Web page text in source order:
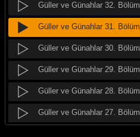
GENÇLİK
DİZİ HABERLERİ
Güller ve Günahlar 32. Bölüm
Güller ve Günahlar 31. Bölüm
Güller ve Günahlar 30. Bölüm
Güller ve Günahlar 29. Bölüm
Güller ve Günahlar 28. Bölüm
Güller ve Günahlar 27. Bölüm